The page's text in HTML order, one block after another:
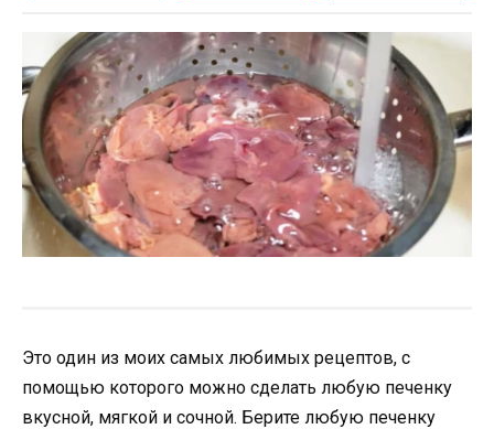
Это один из моих самых любимых рецептов, с
помощью которого можно сделать любую печенку
вкусной, мягкой и сочной. Берите любую печенку